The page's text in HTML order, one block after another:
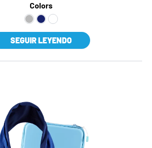
Colors
SEGUIR LEYENDO